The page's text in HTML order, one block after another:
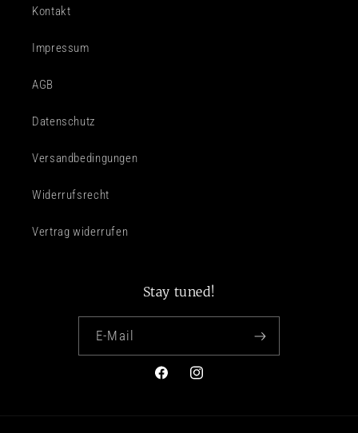
Kontakt
Impressum
AGB
Datenschutz
Versandbedingungen
Widerrufsrecht
Vertrag widerrufen
Stay tuned!
E-Mail
FacebookInstagram